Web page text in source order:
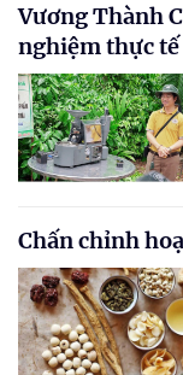
Vương Thành
nghiệm thực tế
Chấn chỉnh